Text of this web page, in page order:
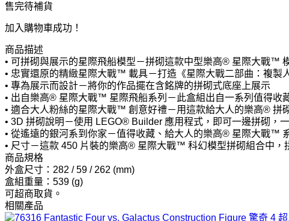
售完待補貨
加入購物車成功！
商品描述
• 可拼砌與展示的星際飛船模型－拼砌這款中型樂高® 星際大戰™
• 忠實還原的精緻星際大戰™ 載具－打造《星際大戰二部曲：複
• 專為展示而設計－將你的作品擺在含銘牌的拼砌式底座上展示
• 出自樂高® 星際大戰™ 星際飛船系列－此盒組出自一系列值得收
• 適合大人粉絲的星際大戰™ 創意好禮－用這款給大人的樂高® 拼
• 3D 拼砌說明－使用 LEGO® Builder 應用程式，即可一邊拼砌，
• 從遙遠的銀河系到你家－值得收藏、給大人的樂高® 星際大戰™
• 尺寸－這款 450 片裝的樂高® 星際大戰™ 科幻模型拼砌組合中
商品規格
外盒尺寸：282 / 59 / 262 (mm)
盒組重量：539 (g)
可超商取貨。
相關產品